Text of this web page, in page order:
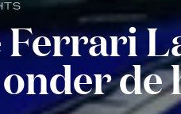
Ferrari
de